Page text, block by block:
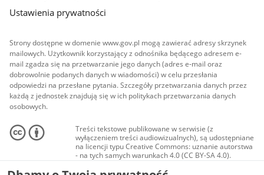
Ustawienia prywatności
Strony dostępne w domenie www.gov.pl mogą zawierać adresy skrzynek
mailowych. Użytkownik korzystający z odnośnika będącego adresem e-
mail zgadza się na przetwarzanie jego danych (adres e-mail oraz
dobrowolnie podanych danych w wiadomości) w celu przesłania
odpowiedzi na przesłane pytania. Szczegóły przetwarzania danych przez
każdą z jednostek znajdują się w ich politykach przetwarzania danych
osobowych.
Treści tekstowe publikowane w serwisie (z
wyłączeniem treści audiowizualnych), są udostępniane
na licencji typu Creative Commons: uznanie autorstwa
- na tych samych warunkach 4.0 (CC BY-SA 4.0).
Materiały audiowizualne, w tym zdjęcia, materiały